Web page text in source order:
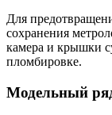
Для
сохранения
камера и крышки
пломбировке.
Модельный